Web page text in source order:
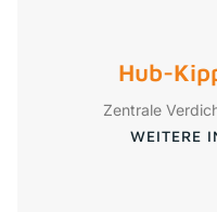
Hub-
Zentrale
WEITERE